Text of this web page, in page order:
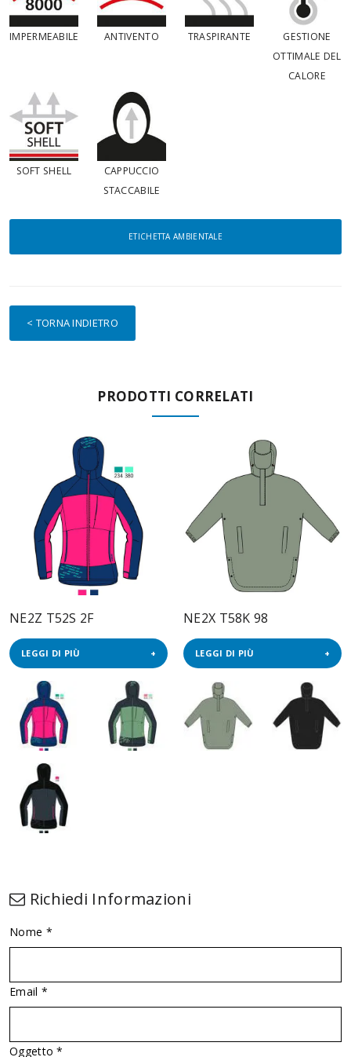
IMPERMEABILE ANTIVENTO TRASPIRANTE
GESTIONE
OTTIMALE DEL
CALORE
SOFT SHELL
CAPPUCCIO
STACCABILE
ETICHETTA AMBIENTALE
< TORNA INDIETRO
PRODOTTI CORRELATI
NE2Z T52S 2F
LEGGI DI PIÙ
NE2X T58K 98
LEGGI DI PIÙ
Richiedi Informazioni
Nome *
Email *
Oggetto *